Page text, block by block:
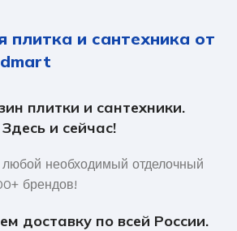
плитка и сантехника от
плитки и сантехники.
и сейчас!
необходимый отделочный
брендов!
доставку по всей России.